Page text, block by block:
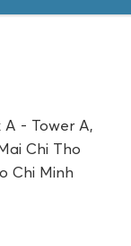
- Tower A,
Chi Tho
Chi Minh